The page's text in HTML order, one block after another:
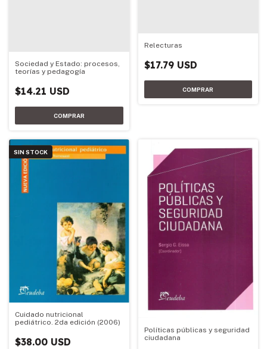
Sociedad y Estado: procesos,
teorías y pedagogía
$14.21 USD
Relecturas
$17.79 USD
SIN STOCK
Cuidado nutricional
pediátrico. 2da edición (2006)
$38.00 USD
Políticas públicas y seguridad
ciudadana